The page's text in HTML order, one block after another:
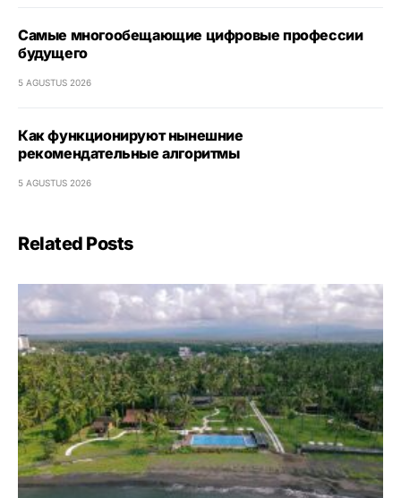
Самые многообещающие цифровые профессии
будущего
5 AGUSTUS 2026
Как функционируют нынешние
рекомендательные алгоритмы
5 AGUSTUS 2026
Related Posts